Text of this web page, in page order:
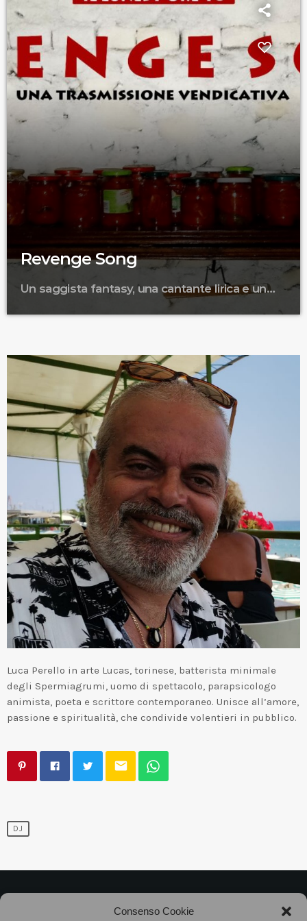
Consenso Cookie
Revenge Song
Un saggista fantasy, una cantante lirica e un
chitarrista punk alla ricerca del nocciolo della
questione
Luca Perello in arte Lucas, torinese, batterista minimale
degli Spermiagrumi, uomo di spettacolo, parapsicologo
animista, poeta e scrittore contemporaneo. Unisce all’amore,
passione e spiritualità, che condivide volentieri in pubblico.
email
DJ
Associazione Bandito • CF 97882400019 •